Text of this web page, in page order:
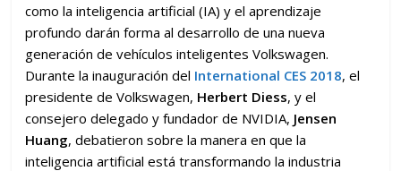
como la inteligencia artificial (IA) y el aprendizaje
profundo darán forma al desarrollo de una nueva
generación de vehículos inteligentes Volkswagen.
Durante la inauguración del International CES 2018, el
presidente de Volkswagen, Herbert Diess, y el
consejero delegado y fundador de NVIDIA, Jensen
Huang, debatieron sobre la manera en que la
inteligencia artificial está transformando la industria